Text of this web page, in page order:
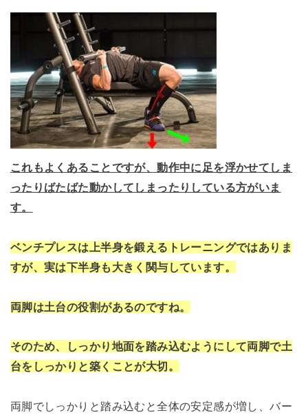
これもよくあることですが、動作中に足を浮かせてしま
ったりばたばた動かしてしまったりしている方がいま
す。
ベンチプレスは上半身を鍛えるトレーニングではありま
すが、実は下半身も大きく関与しています。
両脚は土台の役割があるのですね。
そのため、しっかり地面を踏み込むようにして両脚で土
台をしっかりと築くことが大切。
両脚でしっかりと踏み込むと全体の安定感が増し、バー